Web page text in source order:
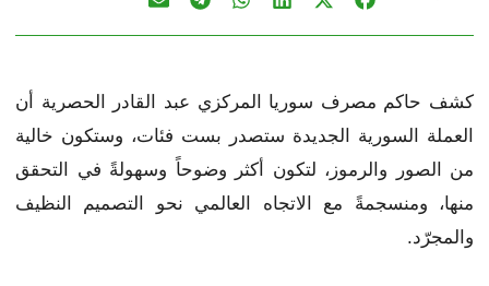
كشف حاكم مصرف سوريا المركزي عبد القادر الحصرية أن
العملة السورية الجديدة ستصدر بست فئات، وستكون خالية
من الصور والرموز، لتكون أكثر وضوحاً وسهولةً في التحقق
منها، ومنسجمةً مع الاتجاه العالمي نحو التصميم النظيف
والمجرّد.